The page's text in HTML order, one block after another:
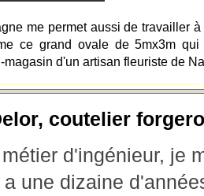
me permet aussi de travailler
ce grand ovale de 5mx3m
magasin d'un artisan fleuriste de
coutelier
d'ingénieur, je
une dizaine